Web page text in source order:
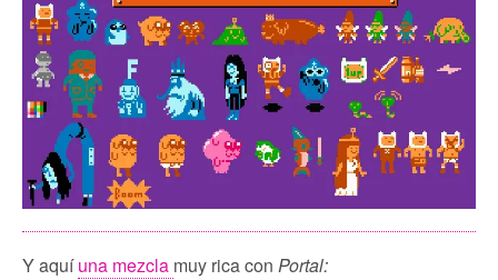
Y aquíuna mezcla muy rica con Portal: